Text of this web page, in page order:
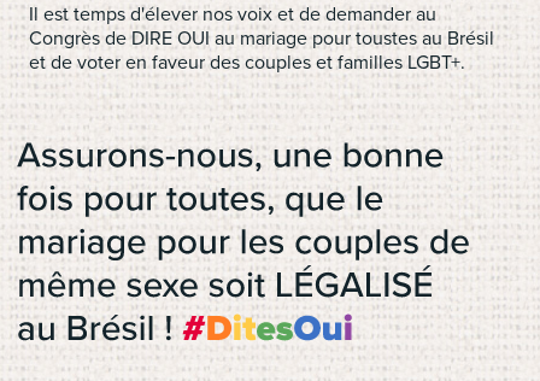
Il est temps d'élever nos voix et de demander au
Congrès de DIRE OUI au mariage pour toustes au Brésil
et de voter en faveur des couples et familles LGBT+.